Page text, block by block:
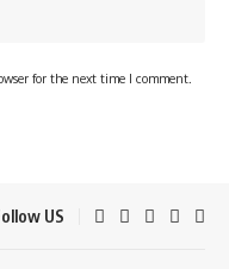
for the next time I comment.
US